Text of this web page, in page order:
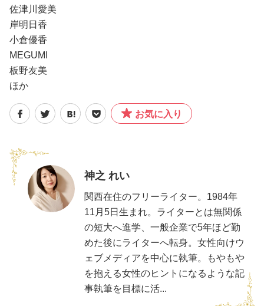
佐津川愛美
岸明日香
小倉優香
MEGUMI
板野友美
ほか
お気に入り
神之 れい
関西在住のフリーライター。1984年
11月5日生まれ。ライターとは無関係
の短大へ進学、一般企業で5年ほど勤
めた後にライターへ転身。女性向けウ
ェブメディアを中心に執筆。もやもや
を抱える女性のヒントになるような記
事執筆を目標に活...